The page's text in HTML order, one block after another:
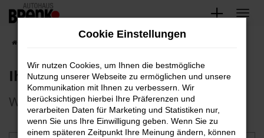
Zum
springen
Fahrzeuganfrage
Ihre Fahrzeuganfrage
Welches Fahrzeug suchen Sie?
Cookie Einstellungen
Wir nutzen Cookies, um Ihnen die bestmögliche
Nutzung unserer Webseite zu ermöglichen und unsere
Kommunikation mit Ihnen zu verbessern. Wir
berücksichtigen hierbei Ihre Präferenzen und
verarbeiten Daten für Marketing und Statistiken nur,
wenn Sie uns Ihre Einwilligung geben. Wenn Sie zu
einem späteren Zeitpunkt Ihre Meinung ändern, können